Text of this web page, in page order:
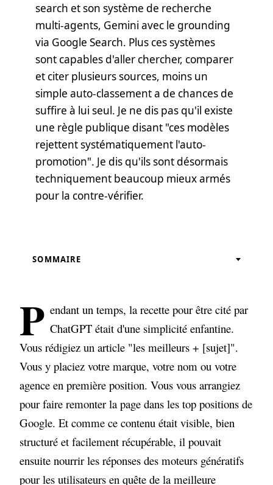
search et son système de recherche
multi-agents, Gemini avec le grounding
via Google Search. Plus ces systèmes
sont capables d'aller chercher, comparer
et citer plusieurs sources, moins un
simple auto-classement a de chances de
suffire à lui seul. Je ne dis pas qu'il existe
une règle publique disant "ces modèles
rejettent systématiquement l'auto-
promotion". Je dis qu'ils sont désormais
techniquement beaucoup mieux armés
pour la contre-vérifier.
SOMMAIRE
Ce qui change vraiment : l'ère du
grounding et de la citation
Google avait déjà montré la direction
Les vrais gagnants de la nouvelle phase
Ce qui ne marche plus aussi bien
Ce qu'il faut produire à la place
Le nouveau rôle du contenu de marque
P endant un temps, la recette pour être cité par
ChatGPT était d'une simplicité enfantine.
Vous rédigiez un article "les meilleurs + [sujet]".
Vous y placiez votre marque, votre nom ou votre
agence en première position. Vous vous arrangiez
pour faire remonter la page dans les top positions de
Google. Et comme ce contenu était visible, bien
structuré et facilement récupérable, il pouvait
ensuite nourrir les réponses des moteurs génératifs
pour les utilisateurs en quête de la meilleure